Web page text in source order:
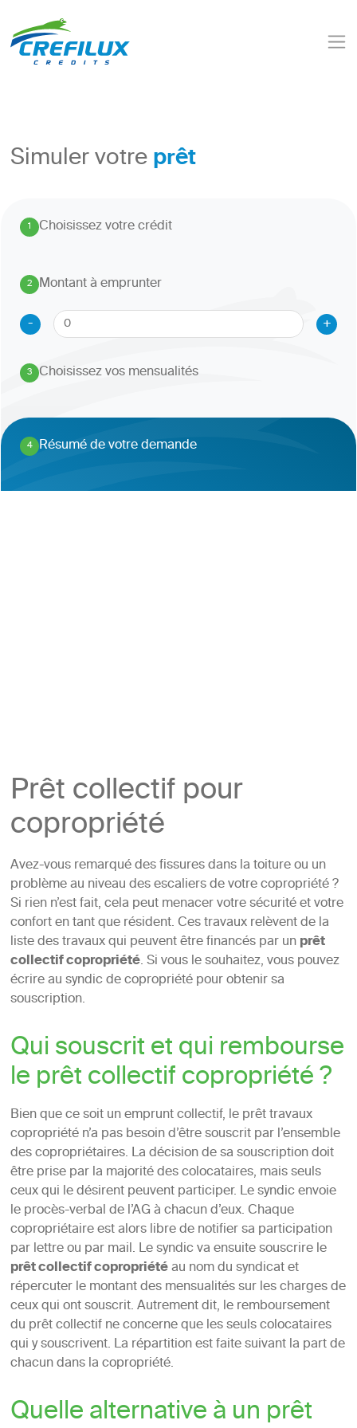
Simuler votreprêt
1. Choisissez votre crédit
2
.
Montant à emprunter
-
+
3
. Choisissez vos mensualités
4
. Résumé de votre demande
Prêt collectif pour
copropriété
Avez-vous remarqué des fissures dans la toiture ou un
problème au niveau des escaliers de votre copropriété ?
Si rien n’est fait, cela peut menacer votre sécurité et votre
confort en tant que résident. Ces travaux relèvent de la
liste des travaux qui peuvent être financés par unprêt
collectif copropriété. Si vous le souhaitez, vous pouvez
écrire au syndic de copropriété pour obtenir sa
souscription.
Qui souscrit et qui rembourse
le prêt collectif copropriété ?
Bien que ce soit un emprunt collectif, le prêt travaux
copropriété n’a pas besoin d’être souscrit par l’ensemble
des copropriétaires. La décision de sa souscription doit
être prise par la majorité des colocataires, mais seuls
ceux qui le désirent peuvent participer. Le syndic envoie
le procès-verbal de l’AG à chacun d’eux. Chaque
copropriétaire est alors libre de notifier sa participation
par lettre ou par mail. Le syndic va ensuite souscrire le
prêt collectif copropriétéau nom du syndicat et
répercuter le montant des mensualités sur les charges de
ceux qui ont souscrit. Autrement dit, le remboursement
du prêt collectif ne concerne que les seuls colocataires
qui y souscrivent. La répartition est faite suivant la part de
chacun dans la copropriété.
Quelle alternative à un prêt